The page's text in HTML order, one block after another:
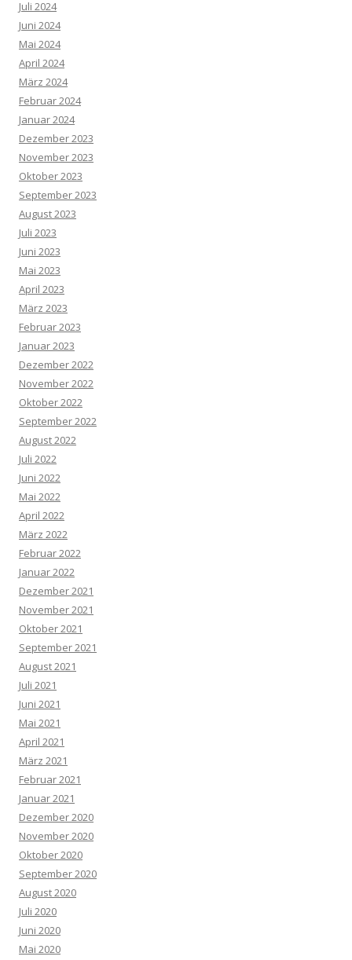
Juli 2024
Juni 2024
Mai 2024
April 2024
März 2024
Februar 2024
Januar 2024
Dezember 2023
November 2023
Oktober 2023
September 2023
August 2023
Juli 2023
Juni 2023
Mai 2023
April 2023
März 2023
Februar 2023
Januar 2023
Dezember 2022
November 2022
Oktober 2022
September 2022
August 2022
Juli 2022
Juni 2022
Mai 2022
April 2022
März 2022
Februar 2022
Januar 2022
Dezember 2021
November 2021
Oktober 2021
September 2021
August 2021
Juli 2021
Juni 2021
Mai 2021
April 2021
März 2021
Februar 2021
Januar 2021
Dezember 2020
November 2020
Oktober 2020
September 2020
August 2020
Juli 2020
Juni 2020
Mai 2020